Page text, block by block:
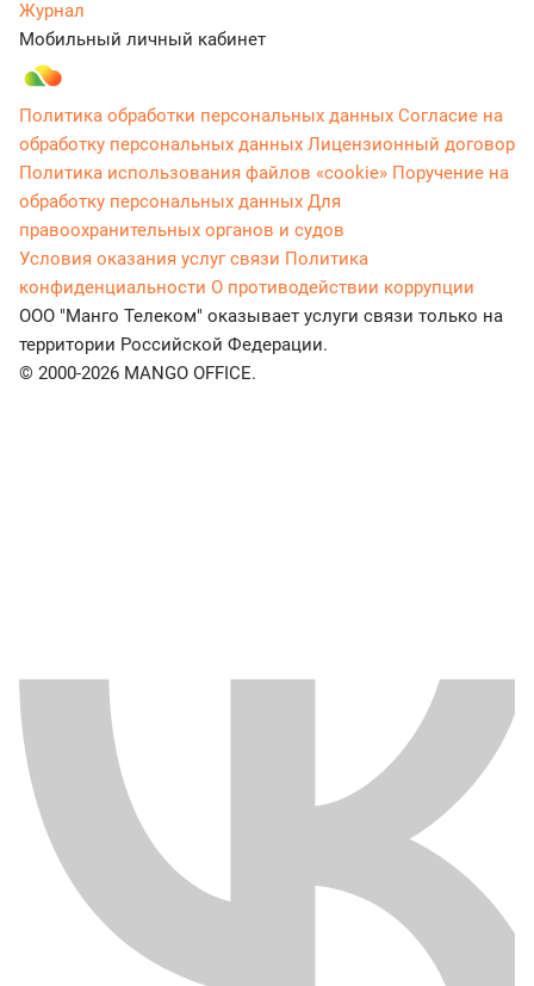
Журнал
Мобильный личный кабинет
Политика обработки персональных данных Согласие на
обработку персональных данных Лицензионный договор
Политика использования файлов «cookie» Поручение на
обработку персональных данных Для
правоохранительных органов и судов
Условия оказания услуг связи Политика
конфиденциальности О противодействии коррупции
ООО "Манго Телеком" оказывает услуги связи только на
территории Российской Федерации.
© 2000-2026 MANGO OFFICE.